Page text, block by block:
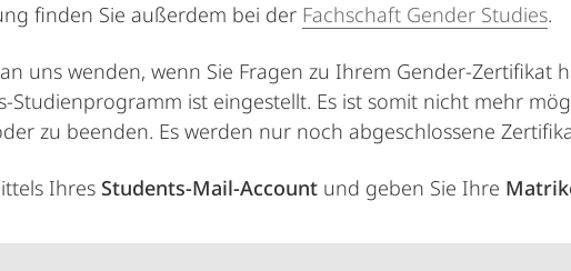
finden Sie außerdem bei der Fachschaft Gender Studies.
uns wenden, wenn Sie Fragen zu Ihrem Gender-Zertifikat
Studienprogramm ist eingestellt. Es ist somit nicht mehr
zu beenden. Es werden nur noch abgeschlossene
Ihres Students-Mail-Account und geben Sie Ihre